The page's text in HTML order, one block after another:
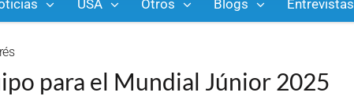
USA Otros Blogs Entrevistas
para el Mundial Júnior 2025